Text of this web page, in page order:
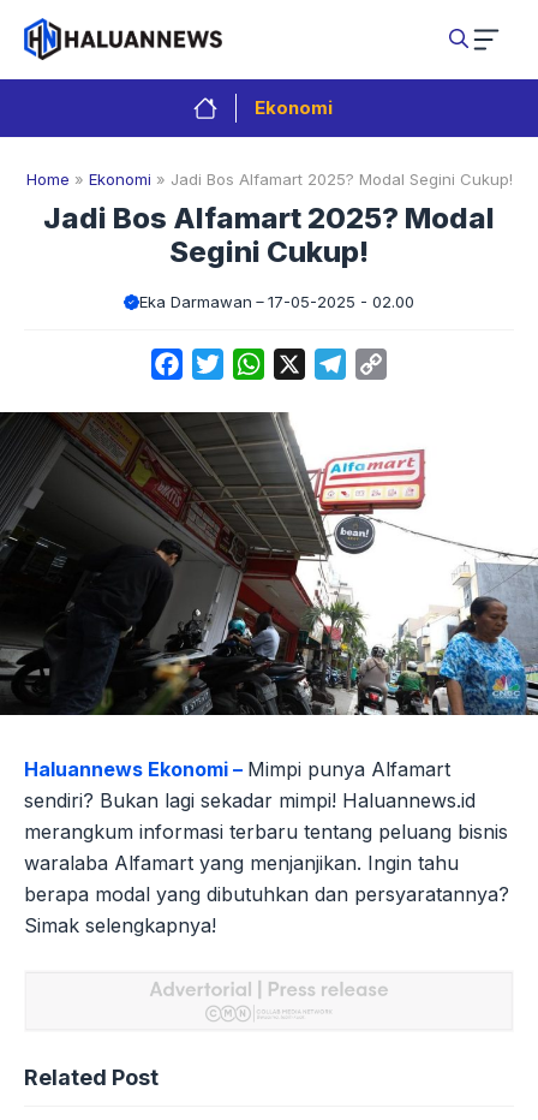
Langsung
isi
Ekonomi
Home » Ekonomi » Jadi Bos Alfamart 2025? Modal Segini Cukup!
Jadi Bos Alfamart 2025? Modal
Segini Cukup!
Eka Darmawan 17-05-2025 - 02.00
FacebookTwitterWhatsApp Telegram
Haluannews Ekonomi – Mimpi punya Alfamart
sendiri? Bukan lagi sekadar mimpi! Haluannews.id
merangkum informasi terbaru tentang peluang bisnis
waralaba Alfamart yang menjanjikan. Ingin tahu
berapa modal yang dibutuhkan dan persyaratannya?
Simak selengkapnya!
Related Post